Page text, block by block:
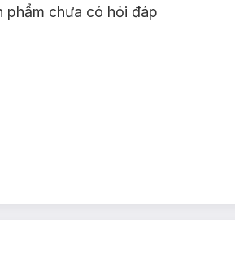
phẩm chưa có hỏi đáp